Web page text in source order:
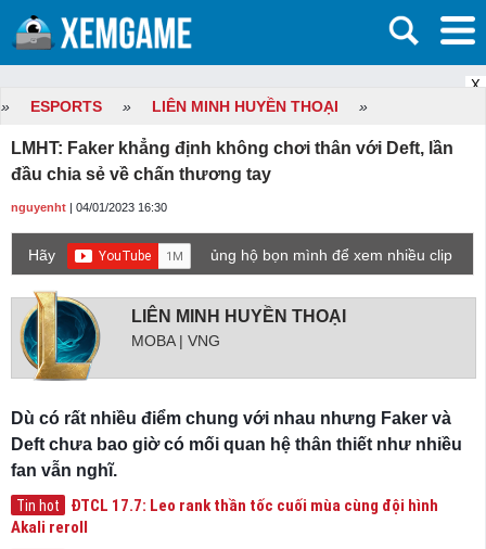
X
» ESPORTS » LIÊN MINH HUYỀN THOẠI »
LMHT: Faker khẳng định không chơi thân với Deft, lần
đầu chia sẻ về chấn thương tay
nguyenht | 04/01/2023 16:30
Hãy
ủng hộ bọn mình để xem nhiều clip
LIÊN MINH HUYỀN THOẠI
MOBA | VNG
Dù có rất nhiều điểm chung với nhau nhưng Faker và
Deft chưa bao giờ có mối quan hệ thân thiết như nhiều
fan vẫn nghĩ.
Tin hot
ĐTCL 17.7: Leo rank thần tốc cuối mùa cùng đội hình
Akali reroll